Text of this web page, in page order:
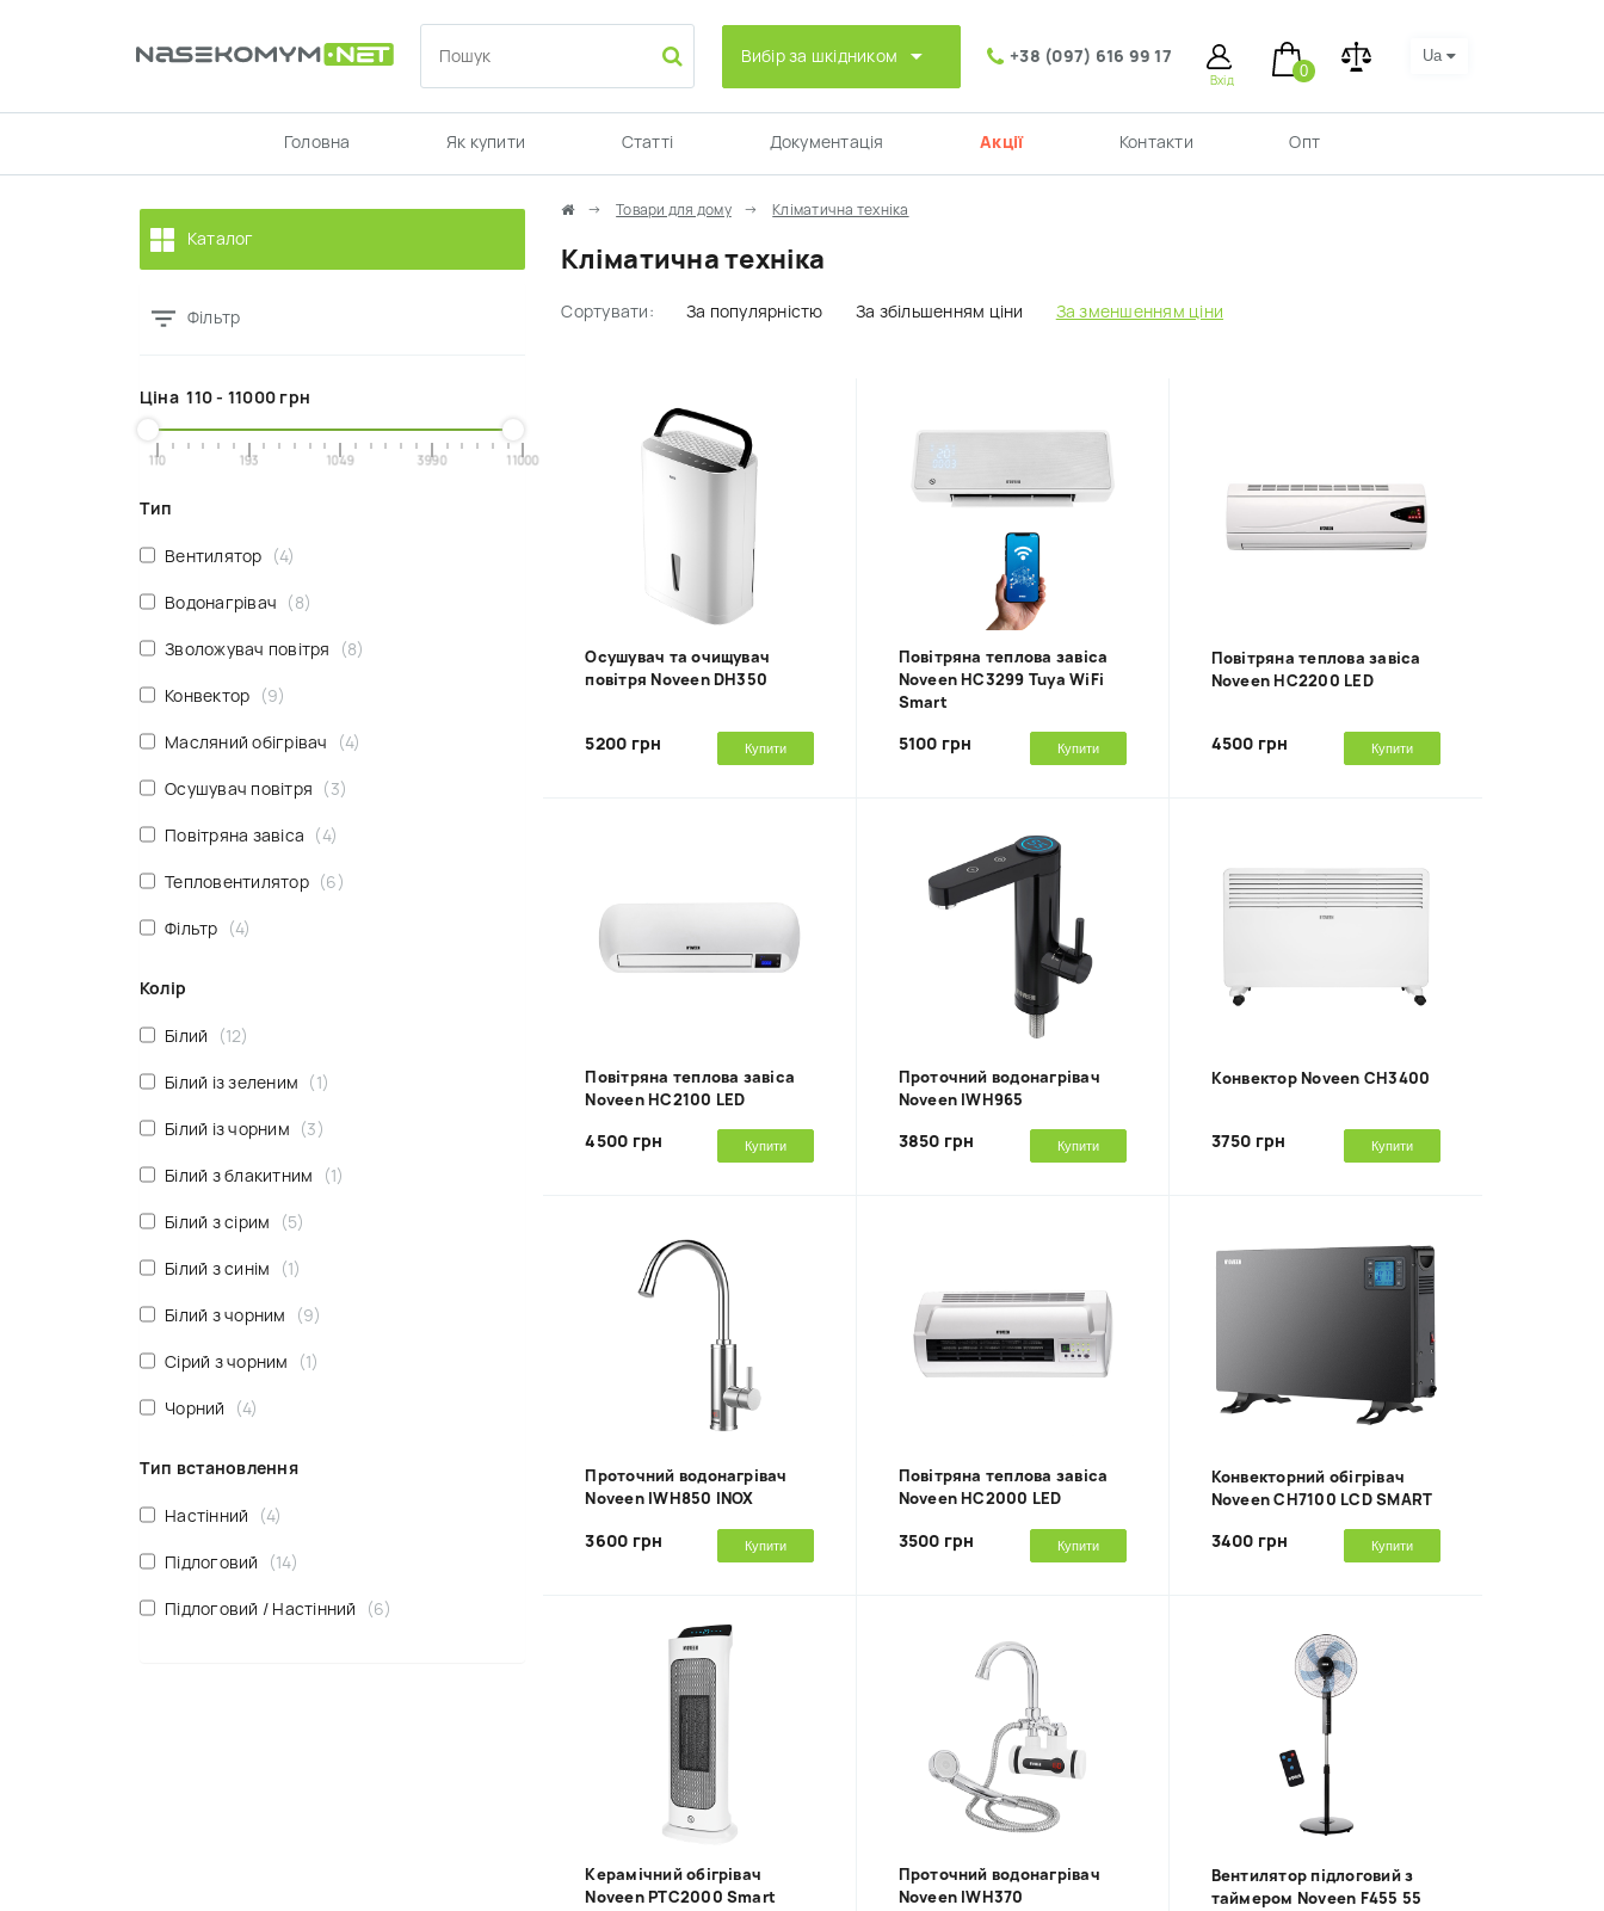
Вибір за шкідником +38 (097) 616 99 17
Вхід
0
Ua
Головна Як купити Статті Документація Акції Контакти Опт
Каталог
Фільтр
Ціна110- 11000 грн
110 193 1049 3990 11000
Тип
Вентилятор 4
Водонагрівач 8
Зволожувач повітря 8
Конвектор 9
Масляний обігрівач 4
Осушувач повітря 3
Повітряна завіса 4
Тепловентилятор 6
Фільтр 4
Колір
Білий 12
Білий із зеленим 1
Білий із чорним 3
Білий з блакитним 1
Білий з сірим 5
Білий з синім 1
Білий з чорним 9
Сірий з чорним 1
Чорний 4
Тип встановлення
Настінний 4
Підлоговий 14
Підлоговий / Настінний 6
Товари для дому Кліматична техніка
Кліматична техніка
Сортувати: За популярністю За збільшенням ціни За зменшенням ціни
Осушувач та очищувач
повітря Noveen DH350
5200 грн Купити
Повітряна теплова завіса
Noveen HC3299 Tuya WiFi
Smart
5100 грн Купити
Повітряна теплова завіса
Noveen HC2200 LED
4500 грн Купити
Повітряна теплова завіса
Noveen HC2100 LED
4500 грн Купити
Проточний водонагрівач
Noveen IWH965
3850 грн Купити
Kонвектор Noveen CH3400
3750 грн Купити
Проточний водонагрівач
Noveen IWH850 INOX
3600 грн Купити
Повітряна теплова завіса
Noveen HC2000 LED
3500 грн Купити
Конвекторний обігрівач
Noveen CH7100 LCD SMART
3400 грн Купити
Керамічний обігрівач
Noveen PTC2000 Smart
Проточний водонагрівач
Noveen IWH370
Вентилятор підлоговий з
таймером Noveen F455 55